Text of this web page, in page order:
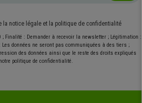
la notice légale et la politique de confidentialité
; Finalité : Demander à recevoir la newsletter ; Légitimation :
données ne seront pas communiquées à des tiers ;
des données ainsi que le reste des droits expliqués
politique de confidentialité.